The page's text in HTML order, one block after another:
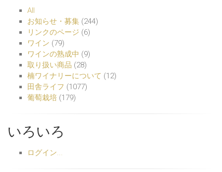
All
お知らせ・募集 (244)
リンクのページ (6)
ワイン (79)
ワインの熟成中 (9)
取り扱い商品 (28)
楠ワイナリーについて (12)
田舎ライフ (1077)
葡萄栽培 (179)
いろいろ
ログイン...